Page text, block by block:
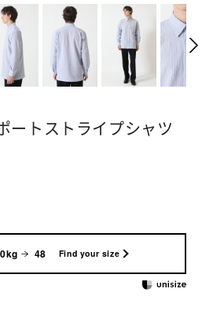
ートストライプシャツ
48 Find your size